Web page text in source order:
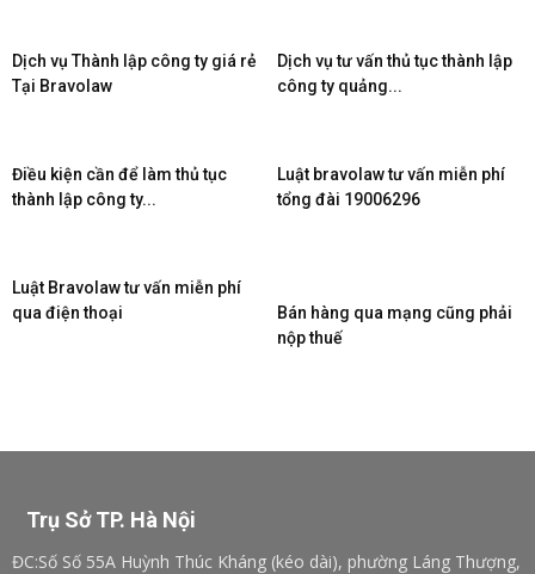
Dịch vụ Thành lập công ty giá rẻ
Tại Bravolaw
Dịch vụ tư vấn thủ tục thành lập
công ty quảng...
Điều kiện cần để làm thủ tục
thành lập công ty...
Luật bravolaw tư vấn miễn phí
tổng đài 19006296
Luật Bravolaw tư vấn miễn phí
qua điện thoại
Bán hàng qua mạng cũng phải
nộp thuế
Trụ Sở TP. Hà Nội
ĐC:Số Số 55A Huỳnh Thúc Kháng (kéo dài), phường Láng Thượng,